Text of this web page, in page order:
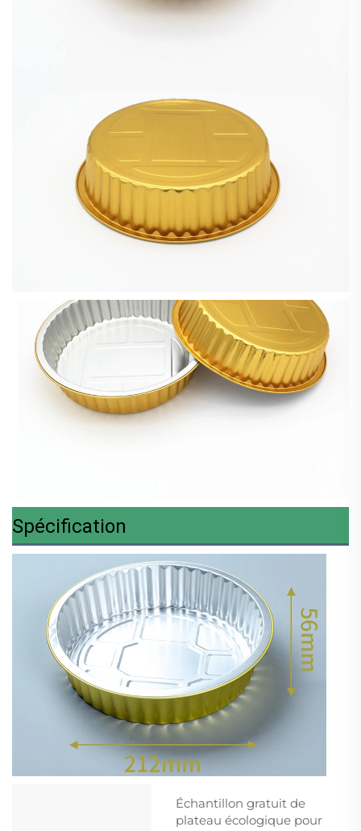
Spécification
Échantillon gratuit de
plateau écologique pour